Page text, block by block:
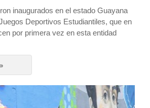
inaugurados en el estado Guayana
Deportivos Estudiantiles, que en
por primera vez en esta entidad